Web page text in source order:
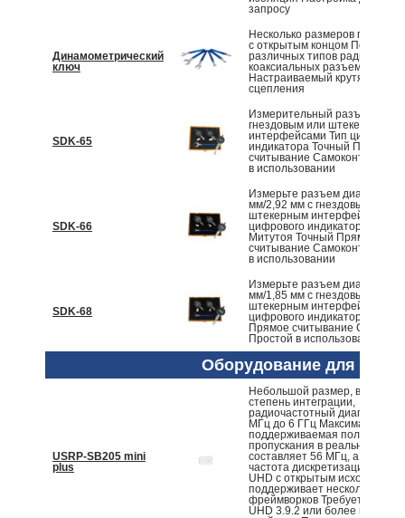
запросу
Динамометрический
ключ
Несколько размеров
с открытым концом Подходит
различных типов
коаксиальных разъемов
Настраиваемый крутящий
сцепления
SDK-65
Измерительный разъем типа
гнездовым или штекерным
интерфейсами Тип цифрового
индикатора Точный Прямое
считывание Самоконтроль
в использовании
SDK-66
Измерьте разъем диаметром
мм/2,92 мм с гнездовым или
штекерным интерфейсами
цифрового индикатора Датчик
Митутоя Точный Прямое
считывание Самоконтроль
в использовании
SDK-68
Измерьте разъем диаметром
мм/1,85 мм с гнездовым или
штекерным интерфейсами
цифрового индикатора
Прямое считывание
Простой в использовании
Оборудование для
USRP-SB205 mini
plus
Небольшой размер, высокая
степень интеграции,
радиочастотный диапазон от
МГц до 6 ГГц Максимальная
поддерживаемая полоса
пропускания в реальном
составляет 56 МГц, а
частота дискретизации -
UHD с открытым исходным
поддерживает несколько
фреймворков Требуется
UHD 3.9.2 или более новой